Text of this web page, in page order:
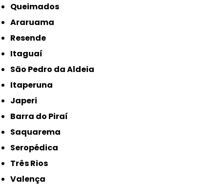
Queimados
Araruama
Resende
Itaguaí
São Pedro da Aldeia
Itaperuna
Japeri
Barra do Piraí
Saquarema
Seropédica
Três Rios
Valença